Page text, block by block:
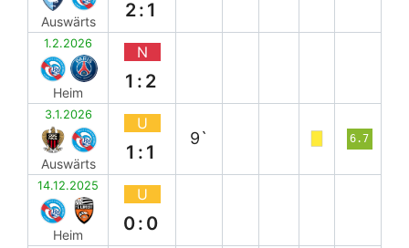
Auswärts
2:1
1.2.2026
Heim
N
1:2
3.1.2026
Auswärts
U
1:1
9` 6.7
14.12.2025
Heim
U
0:0